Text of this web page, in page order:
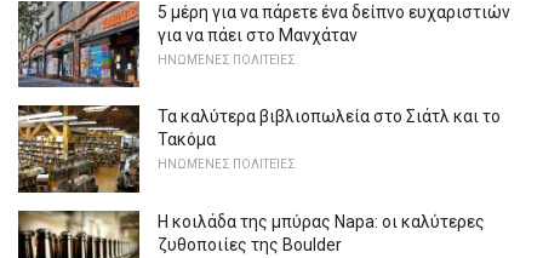
5 μέρη για να πάρετε ένα δείπνο ευχαριστιών
για να πάει στο Μανχάταν
ΗΝΩΜΈΝΕΣ ΠΟΛΙΤΕΊΕΣ
Τα καλύτερα βιβλιοπωλεία στο Σιάτλ και το
Τακόμα
ΗΝΩΜΈΝΕΣ ΠΟΛΙΤΕΊΕΣ
Η κοιλάδα της μπύρας Napa: οι καλύτερες
ζυθοποιίες της Boulder